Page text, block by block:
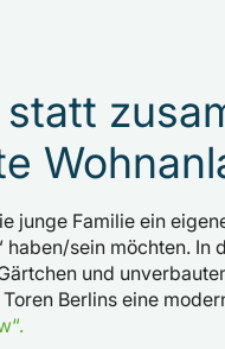
junge Familie ein
sein möchten.
und
Berlins eine